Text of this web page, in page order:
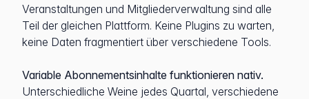
Veranstaltungen und Mitgliederverwaltung sind alle
Teil der gleichen Plattform. Keine Plugins zu warten,
keine Daten fragmentiert über verschiedene Tools.
Variable Abonnementsinhalte funktionieren nativ.
Unterschiedliche Weine jedes Quartal, verschiedene